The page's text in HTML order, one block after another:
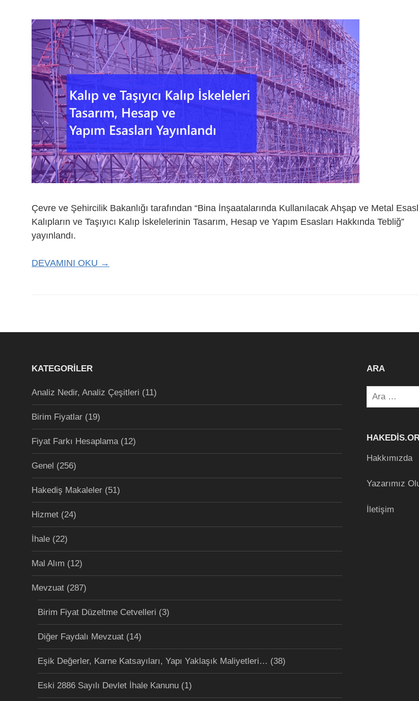
Çevre ve Şehircilik Bakanlığı tarafından “Bina İnşaatalarında Kullanılacak Ahşap ve Metal
Kalıpların ve Taşıyıcı Kalıp İskelelerinin Tasarım, Hesap ve Yapım Esasları Hakkında Tebliğ”
yayınlandı.
DEVAMINI OKU →
KATEGORILER
Analiz Nedir, Analiz Çeşitleri (11)
Birim Fiyatlar (19)
Fiyat Farkı Hesaplama(12)
Genel (256)
Hakediş Makaleler (51)
Hizmet (24)
İhale (22)
Mal Alım (12)
Mevzuat (287)
Birim Fiyat Düzeltme Cetvelleri (3)
Diğer Faydalı Mevzuat (14)
Eşik Değerler, Karne Katsayıları, Yapı Yaklaşık Maliyetleri… (38)
Eski 2886 Sayılı Devlet İhale Kanunu (1)
ARA
Arama:
Hakkımızda
Yazarımız
İletişim